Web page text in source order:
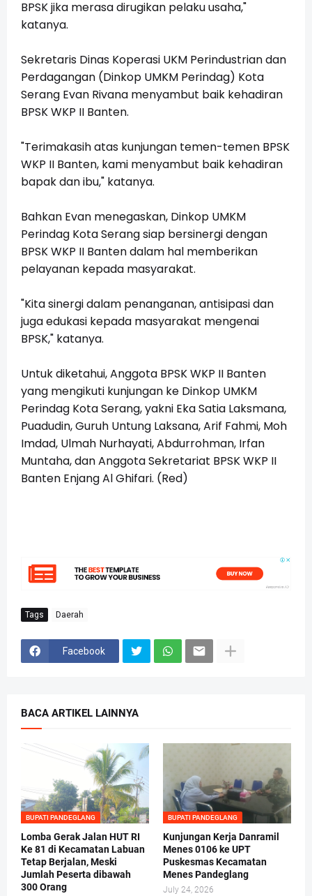
BPSK jika merasa dirugikan pelaku usaha,"
katanya.
Sekretaris Dinas Koperasi UKM Perindustrian dan
Perdagangan (Dinkop UMKM Perindag) Kota
Serang Evan Rivana menyambut baik kehadiran
BPSK WKP II Banten.
"Terimakasih atas kunjungan temen-temen BPSK
WKP II Banten, kami menyambut baik kehadiran
bapak dan ibu," katanya.
Bahkan Evan menegaskan, Dinkop UMKM
Perindag Kota Serang siap bersinergi dengan
BPSK WKP II Banten dalam hal memberikan
pelayanan kepada masyarakat.
"Kita sinergi dalam penanganan, antisipasi dan
juga edukasi kepada masyarakat mengenai
BPSK," katanya.
Untuk diketahui, Anggota BPSK WKP II Banten
yang mengikuti kunjungan ke Dinkop UMKM
Perindag Kota Serang, yakni Eka Satia Laksmana,
Puadudin, Guruh Untung Laksana, Arif Fahmi, Moh
Imdad, Ulmah Nurhayati, Abdurrohman, Irfan
Muntaha, dan Anggota Sekretariat BPSK WKP II
Banten Enjang Al Ghifari. (Red)
Tags Daerah
Facebook
BACA ARTIKEL LAINNYA
BUPATI PANDEGLANG
Lomba Gerak Jalan HUT RI
Ke 81 di Kecamatan Labuan
Tetap Berjalan, Meski
Jumlah Peserta dibawah
300 Orang
BUPATI PANDEGLANG
Kunjungan Kerja Danramil
Menes 0106 ke UPT
Puskesmas Kecamatan
Menes Pandeglang
July 24, 2026